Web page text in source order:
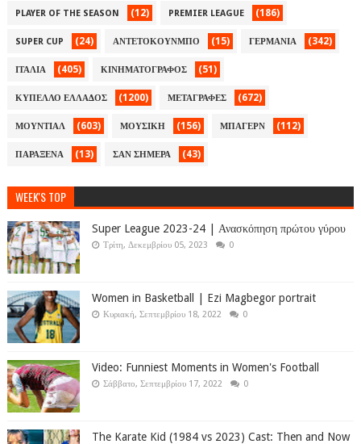
PLAYER OF THE SEASON (12) PREMIER LEAGUE (186)
SUPER CUP (24) ΑΝΤΕΤΟΚΟΥΝΜΠΟ (15) ΓΕΡΜΑΝΙΑ (342)
ΙΤΑΛΙΑ (405) ΚΙΝΗΜΑΤΟΓΡΑΦΟΣ (51)
ΚΥΠΕΛΛΟ ΕΛΛΑΔΟΣ (1200) ΜΕΤΑΓΡΑΦΕΣ (672)
ΜΟΥΝΤΙΑΛ (603) ΜΟΥΣΙΚΗ (156) ΜΠΑΓΕΡΝ (112)
ΠΑΡΑΞΕΝΑ (13) ΣΑΝ ΣΗΜΕΡΑ (43)
WEEK'S TOP
Super League 2023-24 | Ανασκόπηση πρώτου γύρου
Τρίτη, Δεκεμβρίου 05, 2023 0
Women in Basketball | Ezi Magbegor portrait
Κυριακή, Σεπτεμβρίου 18, 2022 0
Video: Funniest Moments in Women's Football
Σάββατο, Σεπτεμβρίου 17, 2022 0
The Karate Kid (1984 vs 2023) Cast: Then and Now